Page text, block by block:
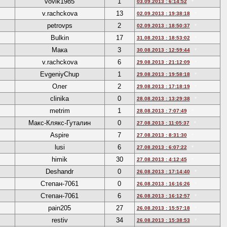
03.09.2013 : 6:14:52
v.rachckova 13 02.09.2013 : 19:38:18
petrovps 2 02.09.2013 : 18:50:37
Bulkin 17 31.08.2013 : 18:53:02
Мака 3 30.08.2013 : 12:59:44
v.rachckova 6 29.08.2013 : 21:12:09
EvgeniyChup 1 29.08.2013 : 19:58:18
Олег 2 29.08.2013 : 17:18:19
clinika 0 28.08.2013 : 13:29:38
metrim 1 28.08.2013 : 7:07:49
Макс-Клякс-Гуталин 0 27.08.2013 : 11:05:37
Aspire 7 27.08.2013 : 8:31:30
lusi 6 27.08.2013 : 6:07:22
himik 30 27.08.2013 : 4:12:45
Deshandr 0 26.08.2013 : 17:14:40
Степан-7061 0 26.08.2013 : 16:16:26
Степан-7061 6 26.08.2013 : 16:12:57
pain205 27 26.08.2013 : 15:57:18
restiv 34 26.08.2013 : 15:38:53